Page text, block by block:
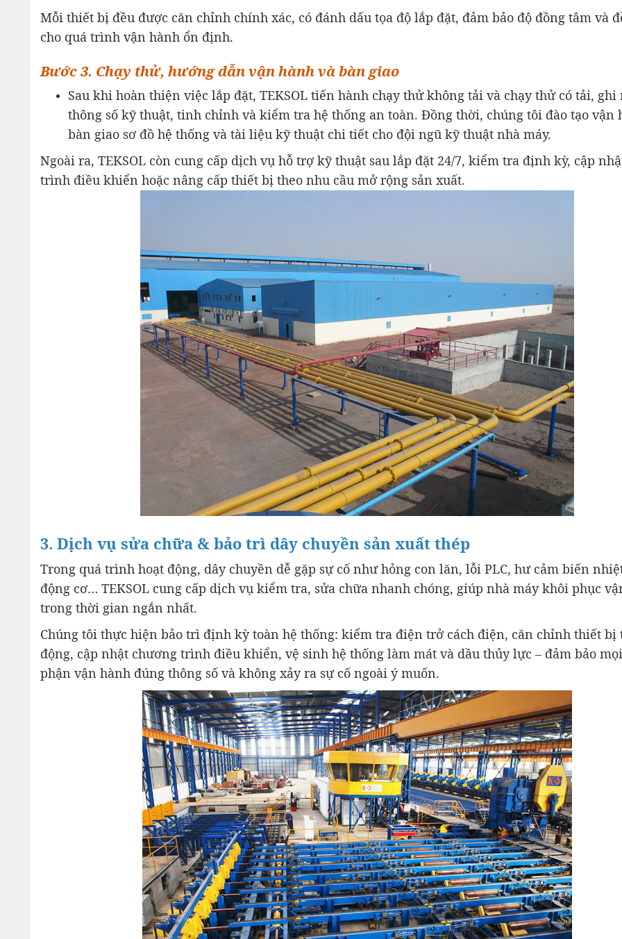
Mỗi thiết bị đều được căn chỉnh chính xác, có đánh dấu tọa độ lắp đặt, đảm bảo độ đồng tâm và
cho quá trình vận hành ổn định.
Bước 3. Chạy thử, hướng dẫn vận hành và bàn giao
Sau khi hoàn thiện việc lắp đặt, TEKSOL tiến hành chạy thử không tải và chạy thử có tải, ghi
thông số kỹ thuật, tinh chỉnh và kiểm tra hệ thống an toàn. Đồng thời, chúng tôi đào tạo vận
bàn giao sơ đồ hệ thống và tài liệu kỹ thuật chi tiết cho đội ngũ kỹ thuật nhà máy.
Ngoài ra, TEKSOL còn cung cấp dịch vụ hỗ trợ kỹ thuật sau lắp đặt 24/7, kiểm tra định kỳ, cập
trình điều khiển hoặc nâng cấp thiết bị theo nhu cầu mở rộng sản xuất.
3. Dịch vụ sửa chữa & bảo trì dây chuyền sản xuất thép
Trong quá trình hoạt động, dây chuyền dễ gặp sự cố như hỏng con lăn, lỗi PLC, hư cảm biến
động cơ… TEKSOL cung cấp dịch vụ kiểm tra, sửa chữa nhanh chóng, giúp nhà máy khôi phục
trong thời gian ngắn nhất.
Chúng tôi thực hiện bảo trì định kỳ toàn hệ thống: kiểm tra điện trở cách điện, căn chỉnh thiết bị
động, cập nhật chương trình điều khiển, vệ sinh hệ thống làm mát và dầu thủy lực – đảm bảo
phận vận hành đúng thông số và không xảy ra sự cố ngoài ý muốn.